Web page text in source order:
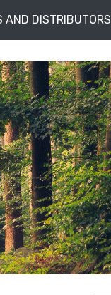
AND DISTRIBUTORS